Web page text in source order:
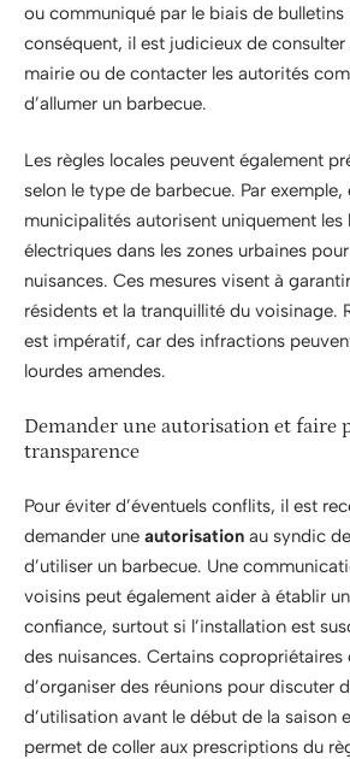
ou communiqué par le biais de bulletins
conséquent, il est judicieux de
mairie ou de contacter les autorités
d’allumer un barbecue.
Les règles locales peuvent également
selon le type de barbecue. Par exemple,
municipalités autorisent uniquement les
électriques dans les zones urbaines
nuisances. Ces mesures visent à
résidents et la tranquillité du voisinage.
est impératif, car des infractions
lourdes amendes.
Demander une autorisation et faire
transparence
Pour éviter d’éventuels conflits, il est
demander une autorisation au syndic
d’utiliser un barbecue. Une
voisins peut également aider à établir
confiance, surtout si l’installation est
des nuisances. Certains copropriétaires
d’organiser des réunions pour discuter
d’utilisation avant le début de la saison
permet de coller aux prescriptions du